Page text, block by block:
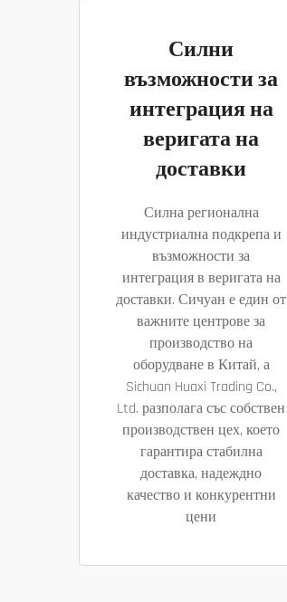
Силни
възможности за
интеграция на
веригата на
доставки
Силна регионална
индустриална подкрепа и
възможности за
интеграция в веригата на
доставки. Сичуан е един от
важните центрове за
производство на
оборудване в Китай, а
Sichuan Huaxi Trading Co.,
Ltd. разполага със собствен
производствен цех, което
гарантира стабилна
доставка, надеждно
качество и конкурентни
цени